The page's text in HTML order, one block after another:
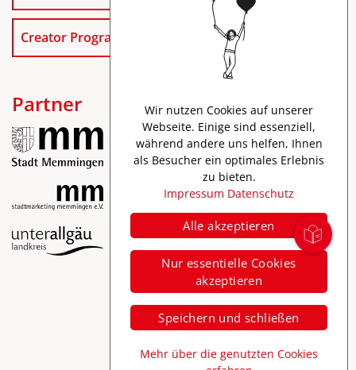
Creator Program
Partner
Impressum
Datenschutz
Barrierefreiheit
Wir nutzen Cookies auf unserer
Webseite. Einige sind essenziell,
während andere uns helfen, Ihnen
als Besucher ein optimales Erlebnis
zu bieten.
Impressum Datenschutz
Alle akzeptieren
Nur essentielle Cookies
akzeptieren
Speichern und schließen
Mehr über die genutzten Cookies